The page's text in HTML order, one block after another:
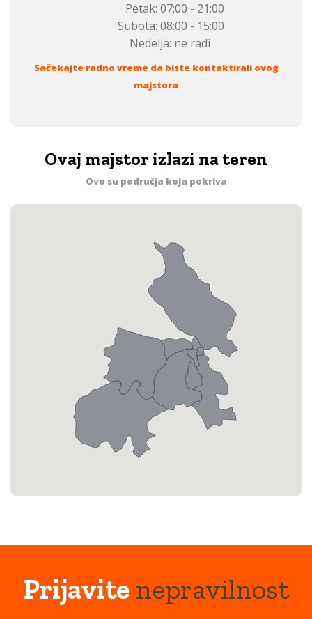
Petak: 07:00 - 21:00
Subota: 08:00 - 15:00
Nedelja: ne radi
Sačekajte radno vreme da biste kontaktirali ovog
majstora
Ovaj majstor izlazi na teren
Ovo su područja koja pokriva
Prijavitenepravilnost